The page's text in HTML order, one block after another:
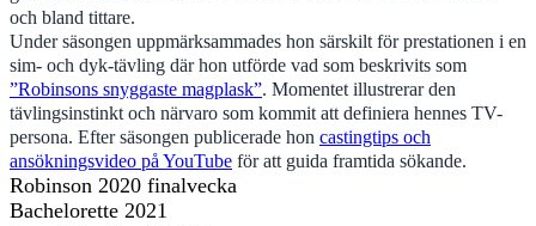
och bland tittare.
Under säsongen uppmärksammades hon särskilt för prestationen i en
sim- och dyk-tävling där hon utförde vad som beskrivits som
”Robinsons snyggaste magplask”. Momentet illustrerar den
tävlingsinstinkt och närvaro som kommit att definiera hennes TV-
persona. Efter säsongen publicerade hon castingtips och
ansökningsvideo på YouTube för att guida framtida sökande.
Robinson 2020 finalvecka
Bachelorette 2021